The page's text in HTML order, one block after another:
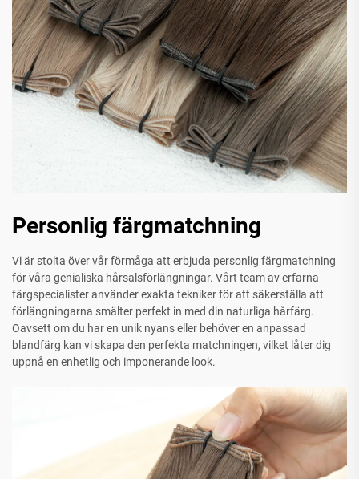
Personlig färgmatchning
Vi är stolta över vår förmåga att erbjuda personlig färgmatchning
för våra genialiska hårsalsförlängningar. Vårt team av erfarna
färgspecialister använder exakta tekniker för att säkerställa att
förlängningarna smälter perfekt in med din naturliga hårfärg.
Oavsett om du har en unik nyans eller behöver en anpassad
blandfärg kan vi skapa den perfekta matchningen, vilket låter dig
uppnå en enhetlig och imponerande look.